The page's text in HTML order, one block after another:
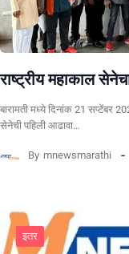
राष्ट्रीय महाकाल
बारामती मध्ये दिनांक 21 सप्टेंबर
सेनेची पहिली आढावा…
By mnewsmarathi
इतर